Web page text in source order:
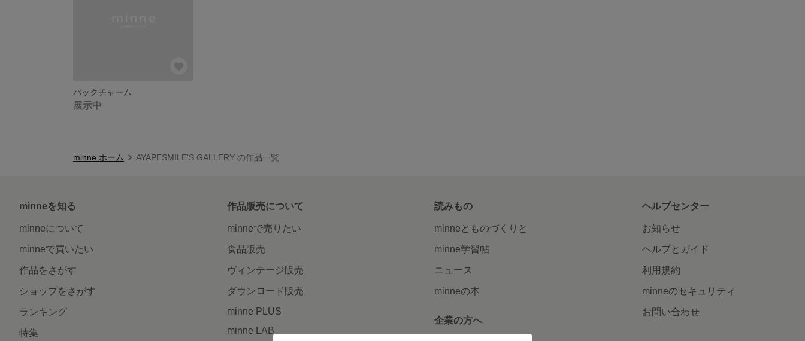
バックチャーム
展示中
minne ホーム AYAPESMILE'S GALLERY の作品一覧
minneを知る
minneについて
minneで買いたい
作品をさがす
ショップをさがす
ランキング
特集
作品販売について
minneで売りたい
食品販売
ヴィンテージ販売
ダウンロード販売
minne PLUS
minne LAB
読みもの
minneとものづくりと
minne学習帖
ニュース
minneの本
企業の方へ
ヘルプセンター
お知らせ
ヘルプとガイド
利用規約
minneのセキュリティ
お問い合わせ